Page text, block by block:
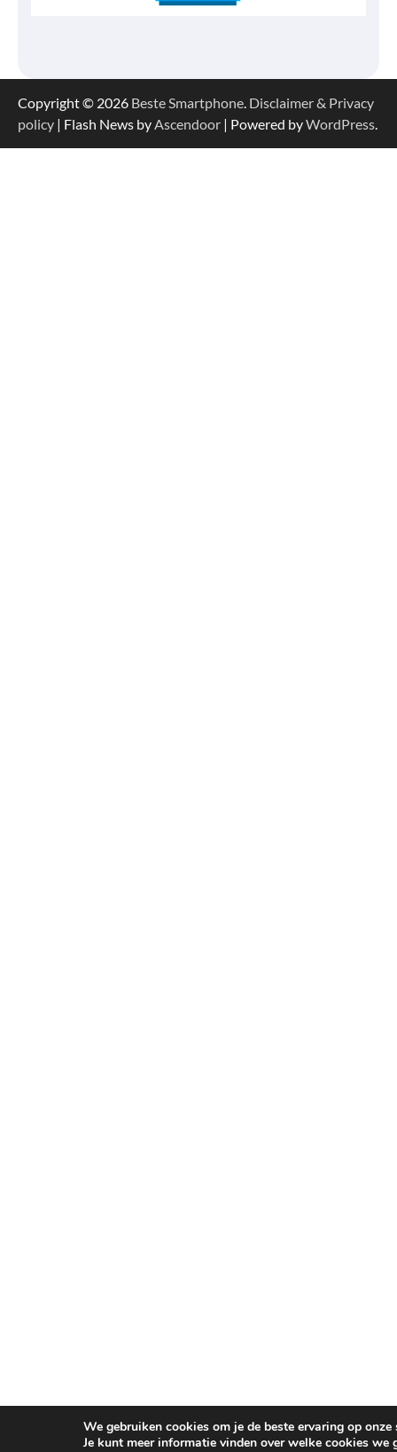
Copyright © 2026 Beste Smartphone. Disclaimer & Privacy
policy | Flash News byAscendoor | Powered byWordPress.
We gebruiken cookies om je de beste ervaring op onze
Je kunt meer informatie vinden over welke cookies